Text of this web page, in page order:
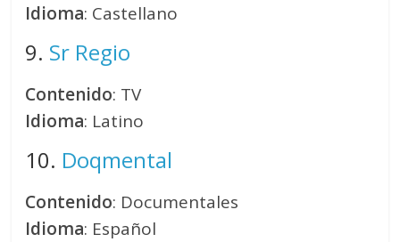
Idioma: Castellano
9. Sr Regio
Contenido: TV
Idioma: Latino
10. Doqmental
Contenido: Documentales
Idioma: Español